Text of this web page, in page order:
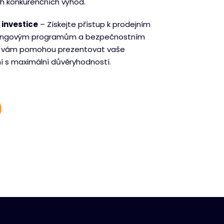
– Získejte přístup k prodejním
programům a bezpečnostním
pomohou prezentovat vaše
s maximální důvěryhodností.